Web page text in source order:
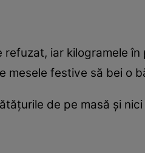
iar kilogramele
mesele festive să bei o
de pe masă și